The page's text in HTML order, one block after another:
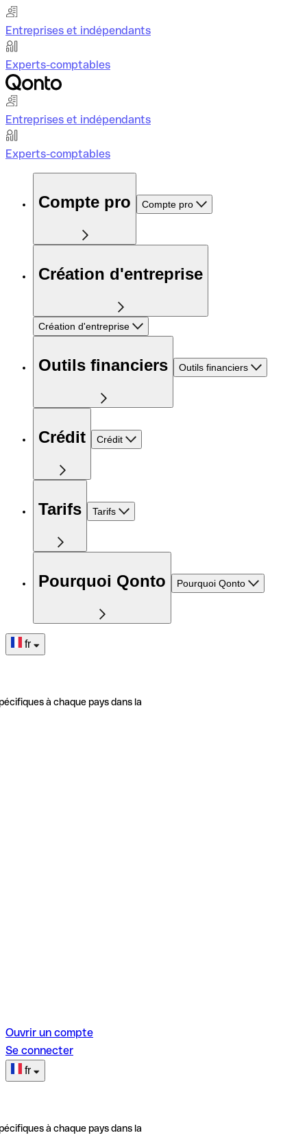
Entreprises et indépendants
Experts-comptables
Entreprises et indépendants
Experts-comptables
Compte pro Compte pro
Création d'entreprise
Création d'entreprise
Outils financiers Outils financiers
Crédit Crédit
Tarifs Tarifs
Pourquoi Qonto Pourquoi Qonto
fr
à chaque pays dans la
Ouvrir un compte
Se connecter
fr
à chaque pays dans la